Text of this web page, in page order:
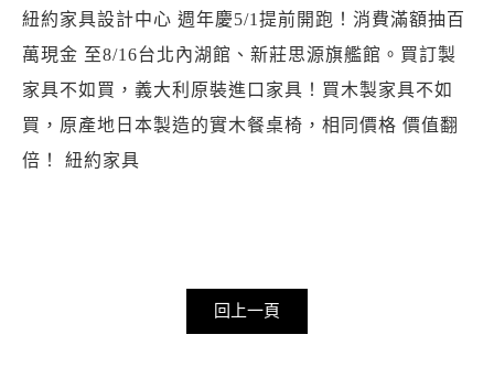
紐約家具設計中心 週年慶5/1提前開跑！消費滿額抽百
萬現金 至8/16台北內湖館、新莊思源旗艦館。買訂製
家具不如買，義大利原裝進口家具！買木製家具不如
買，原產地日本製造的實木餐桌椅，相同價格 價值翻
倍！ 紐約家具
回上一頁